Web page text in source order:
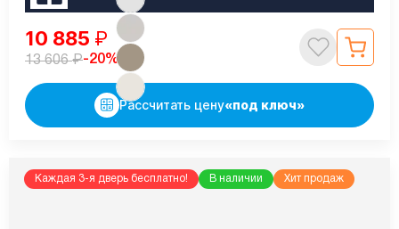
10 885 ₽
13 606₽-20%
Рассчитать цену«под ключ»
Каждая 3-я дверь бесплатно! В наличии Хит продаж